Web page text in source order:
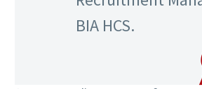
BIA HCS.